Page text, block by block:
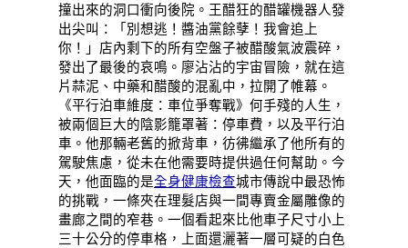
撞出來的洞口衝向後院。王醋狂的醋罐機器人發
出尖叫：「別想逃！醬油黨餘孽！我會追上
你！」店內剩下的所有空盤子被醋酸氣波震碎，
發出了最後的哀鳴。廖沾沾的宇宙冒險，就在這
片蒜泥、中藥和醋酸的混亂中，拉開了帷幕。
《平行泊車維度：車位爭奪戰》何手殘的人生，
被兩個巨大的陰影籠罩著：停車費，以及平行泊
車。他那輛老舊的掀背車，彷彿繼承了他所有的
駕駛焦慮，從未在他需要時提供過任何幫助。今
天，他面臨的是全身健康檢查城市傳說中最恐怖
的挑戰，一條夾在理髮店與一間專賣金屬雕像的
畫廊之間的窄巷。一個看起來比他車子尺寸小上
三十公分的停車格，上面還灑著一層可疑的白色